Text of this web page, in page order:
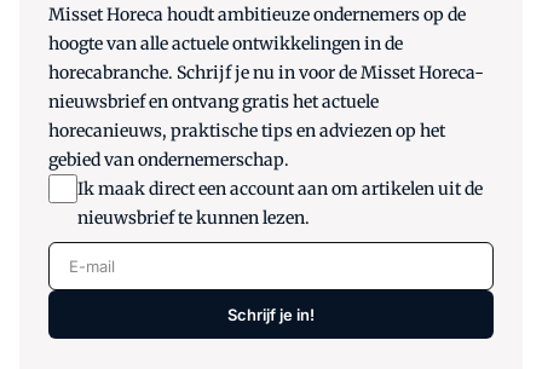
Misset Horeca houdt ambitieuze ondernemers op de
hoogte van alle actuele ontwikkelingen in de
horecabranche. Schrijf je nu in voor de Misset Horeca-
nieuwsbrief en ontvang gratis het actuele
horecanieuws, praktische tips en adviezen op het
gebied van ondernemerschap.
Ik maak direct een account aan om artikelen uit de
nieuwsbrief te kunnen lezen.
E-mail
Schrijf je in!